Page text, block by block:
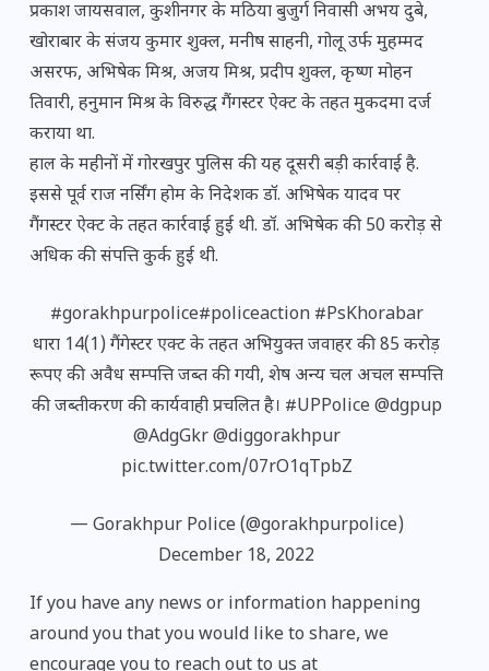
प्रकाश जायसवाल, कुशीनगर के मठिया बुजुर्ग निवासी अभय दुबे,
खोराबार के संजय कुमार शुक्ल, मनीष साहनी, गोलू उर्फ मुहम्मद
असरफ, अभिषेक मिश्र, अजय मिश्र, प्रदीप शुक्ल, कृष्ण मोहन
तिवारी, हनुमान मिश्र के विरुद्ध गैंगस्टर ऐक्ट के तहत मुकदमा दर्ज
कराया था.
हाल के महीनों में गोरखपुर पुलिस की यह दूसरी बड़ी कार्रवाई है.
इससे पूर्व राज नर्सिंग होम के निदेशक डॉ. अभिषेक यादव पर
गैंगस्टर ऐक्ट के तहत कार्रवाई हुई थी. डॉ. अभिषेक की 50 करोड़ से
अधिक की संपत्ति कुर्क हुई थी.
#gorakhpurpolice#policeaction #PsKhorabar
धारा 14(1) गैंगेस्टर एक्ट के तहत अभियुक्त जवाहर की 85 करोड़
रूपए की अवैध सम्पत्ति जब्त की गयी, शेष अन्य चल अचल सम्पत्ति
की जब्तीकरण की कार्यवाही प्रचलित है। #UPPolice @dgpup
@AdgGkr @diggorakhpur
pic.twitter.com/07rO1qTpbZ
— Gorakhpur Police (@gorakhpurpolice)
December 18, 2022
If you have any news or information happening
around you that you would like to share, we
encourage you to reach out to us at